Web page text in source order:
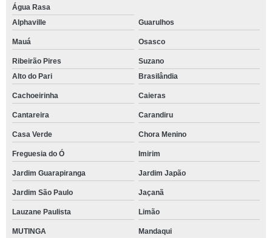
Água Rasa
Alphaville
Guarulhos
Mauá Osasco
Ribeirão Pires
Suzano
Alto do Pari
Brasilândia
Cachoeirinha Caieras
Cantareira Carandiru
Casa Verde Chora Menino
Freguesia do Ó Imirim
Jardim Guarapiranga Jardim Japão
Jardim São Paulo Jaçanã
Lauzane Paulista Limão
MUTINGA Mandaqui